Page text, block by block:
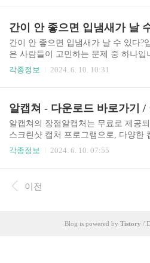
다양성 탐사줍깅/플로깅 참여가정용
설비 설치고효율 가전제품 구입PC 절
사용휴대..
도 합니다. 이번 글에서는 파리가 사람
는 이유와 이를 예방하는 방법에 대해
니다. 목차 파리의 생태와 행동파리는
로 분포하는 곤충으로, 주로 부패한 물
합니다. 높은 번식력을 가지고 있으며,
이동합니다. 이런 습성 때문에 파리는
에서 쉽게 볼 수 있습..
간이 안 좋으면 입냄새가 날
간이 안 좋으면 입냄새가 날 수 있다?
은 사람들이 고민하는 문제 중 하나입
은 다양하지만, 그 중에서도 간 건강이
양한 화학 물질을 처리하고 해독하는
입니다. 간은 다음과 같은 여러 기능을
해독 작용: 간은 혈액을 통해 들어온
을 분해하고 제거하는 역할을 합니다.
유해한 물질을 무해한 형태로 변환시
방의 대사를 조절하며 에너지를 생산
생산: 간은 지방 소화를 돕는 담즙을 생
각종정보 2024. 6. 10. 10:31
알캡쳐의 장점알캡처는 무료로 제공
스크린샷 캡처 프로그램으로, 다양한
통해 사용자에게 유연한 사용 환경을
있습니다. 특히, 알캡처는 편리한 단축
빠르고 쉽게 캡처를 실행할 수 있으며,
시 편집할 수 있는 기능과 자동 저장
각종정보 2024. 6. 10. 07:55
이전
Blog is powered by Tistory /